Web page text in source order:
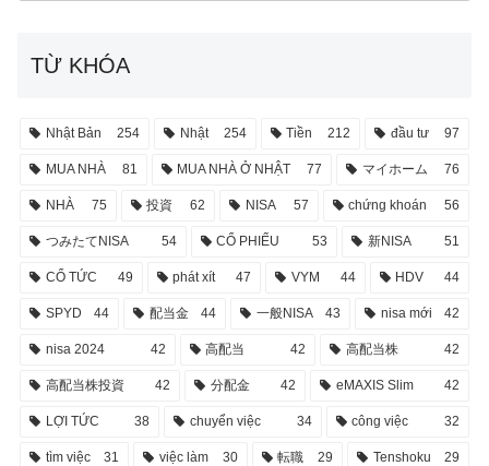
TỪ KHÓA
Nhật Bản 254 Nhật 254 Tiền 212 đầu tư 97
MUA NHÀ 81 MUA NHÀ Ở NHẬT 77 マイホーム 76
NHÀ 75 投資 62 NISA 57 chứng khoán 56
つみたてNISA 54 CỔ PHIẾU 53 新NISA 51
CỔ TỨC 49 phát xít 47 VYM 44 HDV 44
SPYD 44 配当金 44 一般NISA 43 nisa mới 42
nisa 2024 42 高配当 42 高配当株 42
高配当株投資 42 分配金 42 eMAXIS Slim 42
LỢI TỨC 38 chuyển việc 34 công việc 32
tìm việc 31 việc làm 30 転職 29 Tenshoku 29